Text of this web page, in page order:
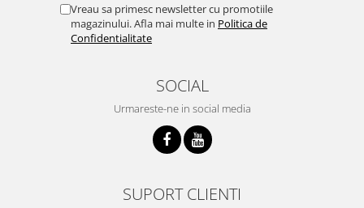
Vreau sa primesc newsletter cu promotiile
magazinului. Afla mai multe in Politica de
Confidentialitate
SOCIAL
Urmareste-ne in social media
SUPORT CLIENTI